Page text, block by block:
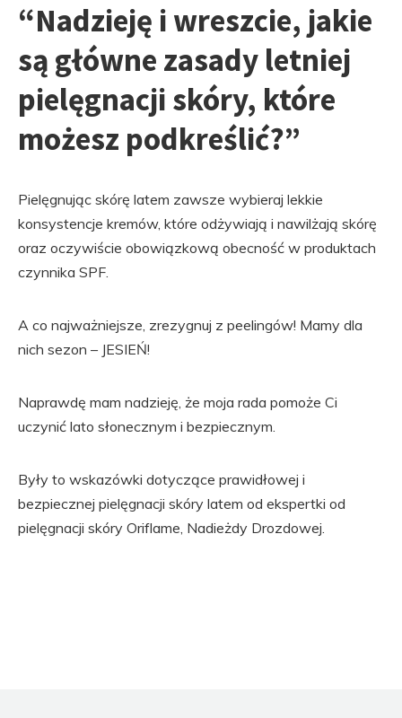
“Nadzieję i wreszcie, jakie
są główne zasady letniej
pielęgnacji skóry, które
możesz podkreślić?”
Pielęgnując skórę latem zawsze wybieraj lekkie
konsystencje kremów, które odżywiają i nawilżają skórę
oraz oczywiście obowiązkową obecność w produktach
czynnika SPF.
A co najważniejsze, zrezygnuj z peelingów! Mamy dla
nich sezon – JESIEŃ!
Naprawdę mam nadzieję, że moja rada pomoże Ci
uczynić lato słonecznym i bezpiecznym.
Były to wskazówki dotyczące prawidłowej i
bezpiecznej pielęgnacji skóry latem od ekspertki od
pielęgnacji skóry Oriflame, Nadieżdy Drozdowej.